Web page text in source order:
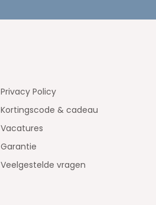
Privacy Policy
Kortingscode & cadeau
Vacatures
Garantie
Veelgestelde vragen